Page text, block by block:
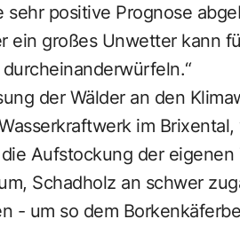
positive Prognose
ein großes Unwetter kann
der Wälder an den
im
Aufstockung der eigenen
Schadholz an schwer
- um so dem